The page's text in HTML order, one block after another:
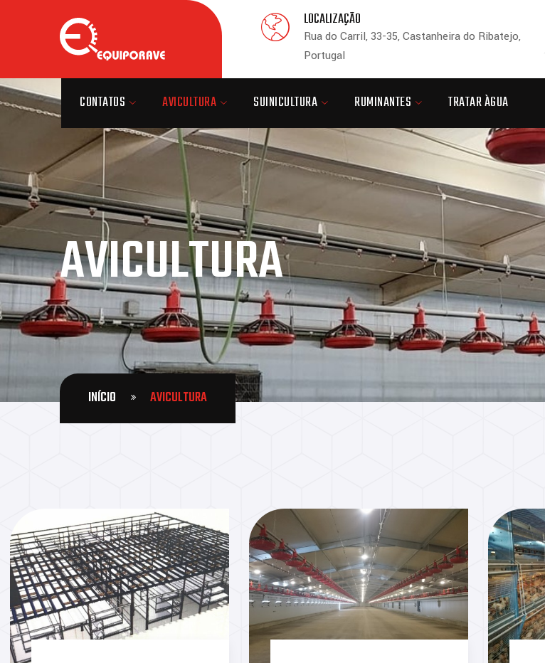
LOCALIZAÇÃO
Rua do Carril, 33-35, Castanheira do Ribatejo,
Portugal
CONTATOS AVICULTURA SUINICULTURA RUMINANTES TRATAR ÀGUA
AVICULTURA
INÍCIO AVICULTURA